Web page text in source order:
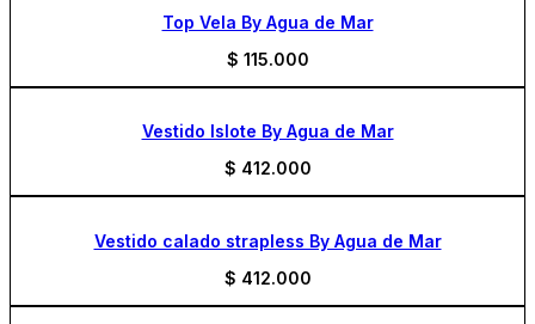
Top Vela By Agua de Mar
$ 115.000
Vestido Islote By Agua de Mar
$ 412.000
Vestido calado strapless By Agua de Mar
$ 412.000